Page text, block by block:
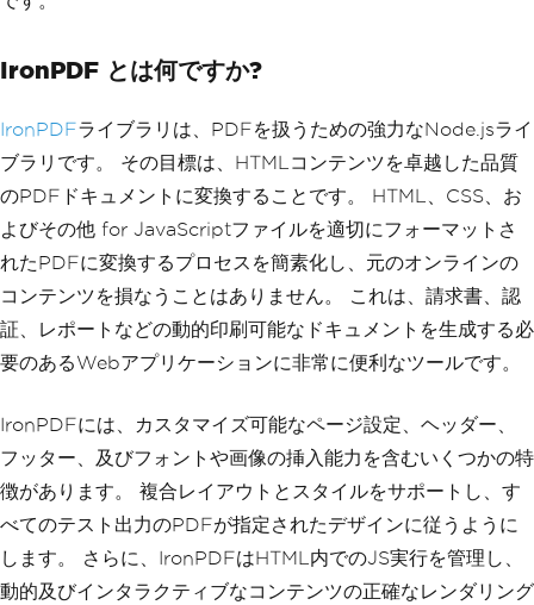
ntent
parseXml(xmlContent );
IronPDF とは何ですか?
IronPDFライブラリは、PDFを扱うための強力なNode.jsライ
ブラリです。 その目標は、HTMLコンテンツを卓越した品質
のPDFドキュメントに変換することです。 HTML、CSS、お
よびその他 for JavaScriptファイルを適切にフォーマットさ
れたPDFに変換するプロセスを簡素化し、元のオンラインの
コンテンツを損なうことはありません。 これは、請求書、認
証、レポートなどの動的印刷可能なドキュメントを生成する必
要のあるWebアプリケーションに非常に便利なツールです。
IronPDFには、カスタマイズ可能なページ設定、ヘッダー、
フッター、及びフォントや画像の挿入能力を含むいくつかの特
徴があります。 複合レイアウトとスタイルをサポートし、す
べてのテスト出力のPDFが指定されたデザインに従うように
します。 さらに、IronPDFはHTML内でのJS実行を管理し、
動的及びインタラクティブなコンテンツの正確なレンダリング